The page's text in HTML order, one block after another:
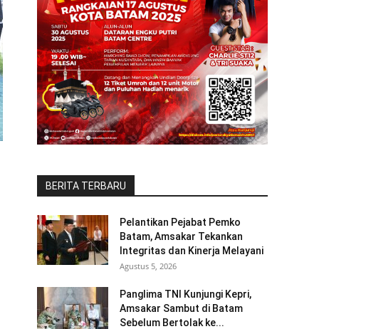
BERITA TERBARU
Pelantikan Pejabat Pemko
Batam, Amsakar Tekankan
Integritas dan Kinerja Melayani
Agustus 5, 2026
Panglima TNI Kunjungi Kepri,
Amsakar Sambut di Batam
Sebelum Bertolak ke...